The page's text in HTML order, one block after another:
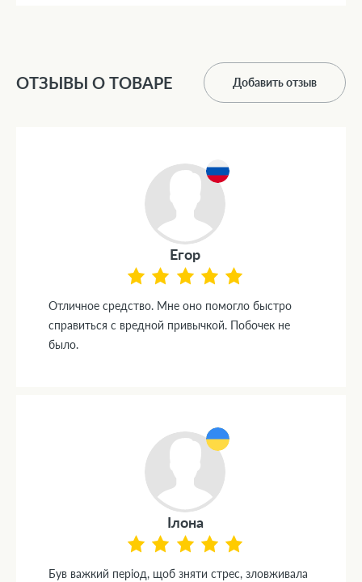
ОТЗЫВЫ О ТОВАРЕ Добавить отзыв
Егор
Отличное средство. Мне оно помогло быстро
справиться с вредной привычкой. Побочек не
было.
Ілона
Був важкий період, щоб зняти стрес, зловживала